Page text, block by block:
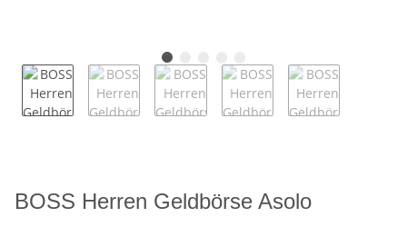
BOSS Herren Geldbörse Asolo